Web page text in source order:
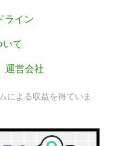
ライン
いて
運営会社
による収益を得ていま